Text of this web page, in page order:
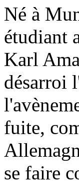
Né à
étudiant
Karl
désarroi
fuite,
se faire